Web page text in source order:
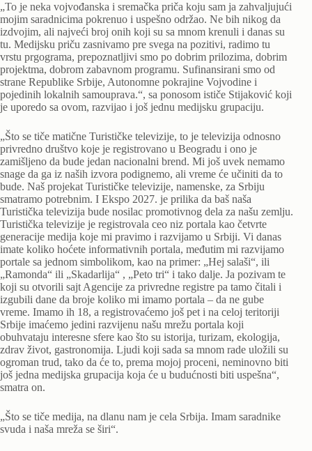
„To je neka vojvođanska i sremačka priča koju sam ja zahvaljujući
mojim saradnicima pokrenuo i uspešno održao. Ne bih nikog da
izdvojim, ali najveći broj onih koji su sa mnom krenuli i danas su
tu. Medijsku priču zasnivamo pre svega na pozitivi, radimo tu
vrstu prgograma, prepoznatljivi smo po dobrim prilozima, dobrim
projektma, dobrom zabavnom programu. Sufinansirani smo od
strane Republike Srbije, Autonomne pokrajine Vojvodine i
pojedinih lokalnih samouprava.“, sa ponosom ističe Stijaković koji
je uporedo sa ovom, razvijao i još jednu medijsku grupaciju.
„Što se tiče matične Turističke televizije, to je televizija odnosno
privredno društvo koje je registrovano u Beogradu i ono je
zamišljeno da bude jedan nacionalni brend. Mi još uvek nemamo
snage da ga iz naših izvora podignemo, ali vreme će učiniti da to
bude. Naš projekat Turističke televizije, namenske, za Srbiju
smatramo potrebnim. I Ekspo 2027. je prilika da baš naša
Turistička televizija bude nosilac promotivnog dela za našu zemlju.
Turistička televizije je registrovala ceo niz portala kao četvrte
generacije medija koje mi pravimo i razvijamo u Srbiji. Vi danas
imate koliko hoćete informativnih portala, međutim mi razvijamo
portale sa jednom simbolikom, kao na primer: „Hej salaši“, ili
„Ramonda“ ili „Skadarlija“ , „Peto tri“ i tako dalje. Ja pozivam te
koji su otvorili sajt Agencije za privredne registre pa tamo čitali i
izgubili dane da broje koliko mi imamo portala – da ne gube
vreme. Imamo ih 18, a registrovaćemo još pet i na celoj teritoriji
Srbije imaćemo jedini razvijenu našu mrežu portala koji
obuhvataju interesne sfere kao što su istorija, turizam, ekologija,
zdrav život, gastronomija. Ljudi koji sada sa mnom rade uložili su
ogroman trud, tako da će to, prema mojoj proceni, neminovno biti
još jedna medijska grupacija koja će u budućnosti biti uspešna“,
smatra on.
„Što se tiče medija, na dlanu nam je cela Srbija. Imam saradnike
svuda i naša mreža se širi“.